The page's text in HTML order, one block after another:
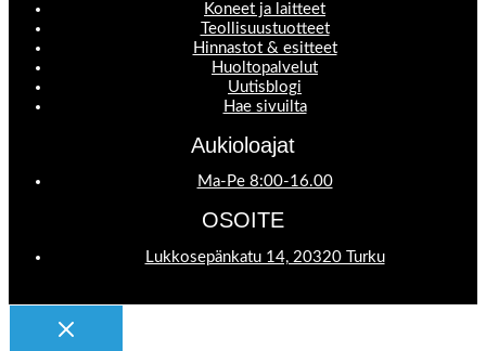
Koneet ja laitteet
Teollisuustuotteet
Hinnastot & esitteet
Huoltopalvelut
Uutisblogi
Hae sivuilta
Aukioloajat
Ma-Pe 8:00-16.00
OSOITE
Lukkosepänkatu 14, 20320 Turku